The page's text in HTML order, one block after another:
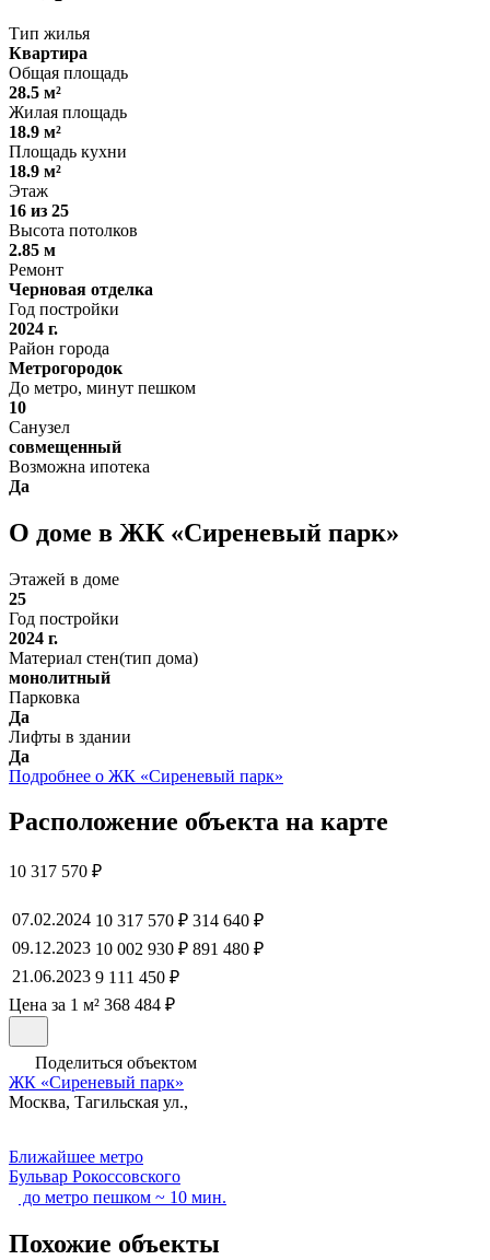
Тип жилья
Квартира
Общая площадь
28.5 м²
Жилая площадь
18.9 м²
Площадь кухни
18.9 м²
Этаж
16 из 25
Высота потолков
2.85 м
Ремонт
Черновая отделка
Год постройки
2024 г.
Район города
Метрогородок
До метро, минут пешком
10
Санузел
совмещенный
Возможна ипотека
Да
О доме в ЖК «Сиреневый парк»
Этажей в доме
25
Год постройки
2024 г.
Материал стен(тип дома)
монолитный
Парковка
Да
Лифты в здании
Да
Подробнее о ЖК «Сиреневый парк»
Расположение объекта на карте
10 317 570 ₽
07.02.2024 10 317 570 ₽ 314 640 ₽
09.12.2023 10 002 930 ₽ 891 480 ₽
21.06.2023 9 111 450 ₽
Цена за 1 м² 368 484 ₽
Поделиться объектом
ЖК «Сиреневый парк»
Москва, Тагильская ул.,
Ближайшее метро
Бульвар Рокоссовского
до метро пешком ~ 10 мин.
Похожие объекты